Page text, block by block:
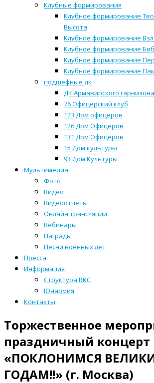
Клубные формирования
Клубное формирование
Высота
Клубное формирование
Клубное формирование
Клубное формирование
Клубное формирование
подшефные дк
ДК Армавирского гарнизона
76 Офицерский клуб
123 Дом офицеров
126 Дом Офицеров
131 Дом Офицеров
15 Дом культуры
93 Дом Культуры
Мультимедиа
Фото
Видео
Видеоотчеты
Онлайн трансляции
Вебинары
Награды
Песни военных лет
Пресса
Информация
Структура ВКС
Юнармия
Контакты
Торжественное
праздничный концерт
«ПОКЛОНИМСЯ
ГОДАМ!!» (г. Москва)